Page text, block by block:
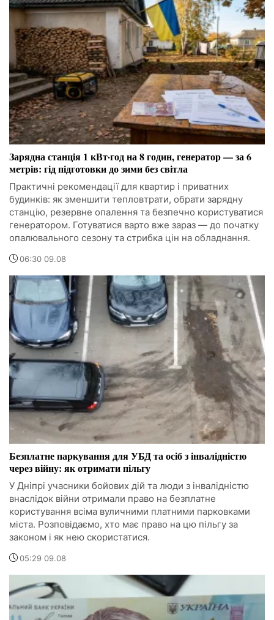
Зарядна станція 1 кВт·год на 8 годин, генератор — за 6
метрів: гід підготовки до зими без світла
Практичні рекомендації для квартир і приватних
будинків: як зменшити тепловтрати, обрати зарядну
станцію, резервне опалення та безпечно користуватися
генератором. Готуватися варто вже зараз — до початку
опалювального сезону та стрибка цін на обладнання.
06:30 09.08
Безплатне паркування для УБД та осіб з інвалідністю
через війну: як отримати пільгу
У Дніпрі учасники бойових дій та люди з інвалідністю
внаслідок війни отримали право на безплатне
користування всіма вуличними платними парковками
міста. Розповідаємо, хто має право на цю пільгу за
законом і як нею скористатися.
05:29 09.08